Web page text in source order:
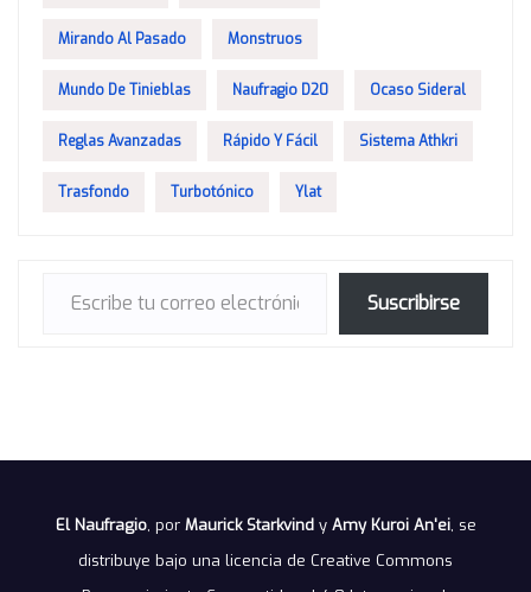
Mirando Al Pasado Monstruos
Mundo De Tinieblas Naufragio D20 Ocaso Sideral
Reglas Avanzadas Rápido Y Fácil Sistema Athkri
Trasfondo Turbotónico Ylat
Suscribirse
El Naufragio, por Maurick Starkvindy Amy Kuroi An'ei, se
distribuye bajo una licencia de Creative Commons